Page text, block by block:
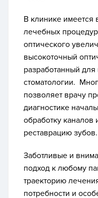
В клинике имеется
лечебных
оптического
высокоточный
разработанный
стоматологии.
позволяет врачу
диагностике
обработку каналов
реставрацию зубов.
Заботливые и
подход к любому
траекторию
потребности и